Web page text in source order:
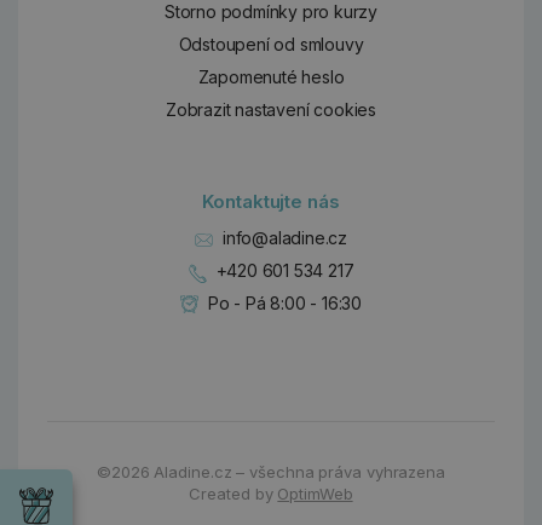
Storno podmínky pro kurzy
Odstoupení od smlouvy
Zapomenuté heslo
Zobrazit nastavení cookies
Kontaktujte nás
info@aladine.cz
+420 601 534 217
Po - Pá 8:00 - 16:30
©2026Aladine.cz – všechna práva vyhrazena
Created by OptimWeb
Wrendale
Chci si vybrat